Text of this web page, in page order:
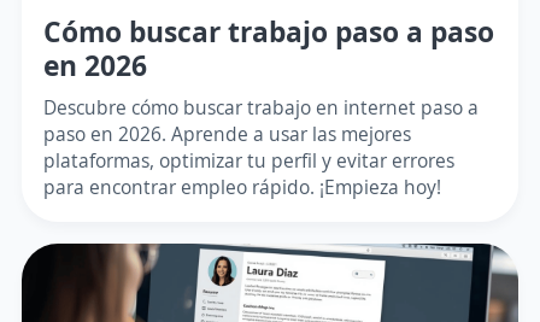
Cómo buscar trabajo paso a paso
en 2026
Descubre cómo buscar trabajo en internet paso a
paso en 2026. Aprende a usar las mejores
plataformas, optimizar tu perfil y evitar errores
para encontrar empleo rápido. ¡Empieza hoy!